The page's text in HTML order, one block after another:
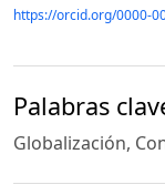
https://orcid.org/0000-
Palabras
Globalización,